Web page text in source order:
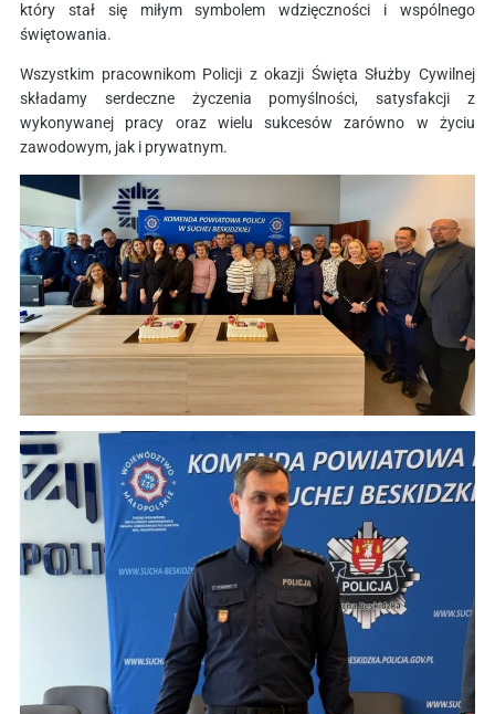
który stał się miłym symbolem wdzięczności i wspólnego
świętowania.
Wszystkim pracownikom Policji z okazji Święta Służby Cywilnej
składamy serdeczne życzenia pomyślności, satysfakcji z
wykonywanej pracy oraz wielu sukcesów zarówno w życiu
zawodowym, jak i prywatnym.